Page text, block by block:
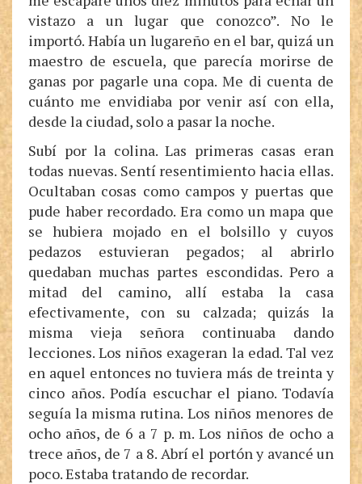
vistazo a un lugar que conozco”. No le
importó. Había un lugareño en el bar, quizá un
maestro de escuela, que parecía morirse de
ganas por pagarle una copa. Me di cuenta de
cuánto me envidiaba por venir así con ella,
desde la ciudad, solo a pasar la noche.
Subí por la colina. Las primeras casas eran
todas nuevas. Sentí resentimiento hacia ellas.
Ocultaban cosas como campos y puertas que
pude haber recordado. Era como un mapa que
se hubiera mojado en el bolsillo y cuyos
pedazos estuvieran pegados; al abrirlo
quedaban muchas partes escondidas. Pero a
mitad del camino, allí estaba la casa
efectivamente, con su calzada; quizás la
misma vieja señora continuaba dando
lecciones. Los niños exageran la edad. Tal vez
en aquel entonces no tuviera más de treinta y
cinco años. Podía escuchar el piano. Todavía
seguía la misma rutina. Los niños menores de
ocho años, de 6 a 7 p. m. Los niños de ocho a
trece años, de 7 a 8. Abrí el portón y avancé un
poco. Estaba tratando de recordar.